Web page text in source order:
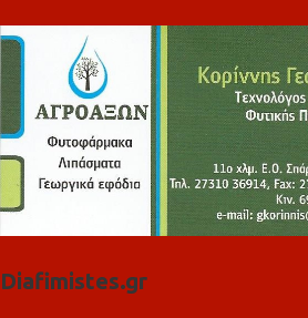
Diafimistes.gr